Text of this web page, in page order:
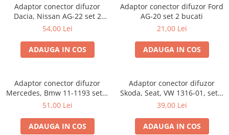
Adaptor conector difuzor
Dacia, Nissan AG-22 set 2
bucati
54,00 Lei
ADAUGA IN COS
Adaptor conector difuzor Ford
AG-20 set 2 bucati
21,00 Lei
ADAUGA IN COS
Adaptor conector difuzor
Mercedes, Bmw 11-1193 set 2
bucati
51,00 Lei
ADAUGA IN COS
Adaptor conector difuzor
Skoda, Seat, VW 1316-01, set 2
bucati
39,00 Lei
ADAUGA IN COS